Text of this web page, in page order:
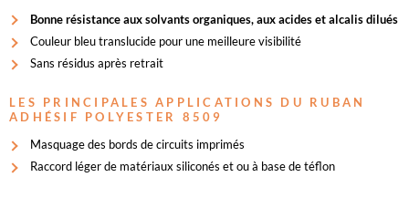
Bonne résistance aux solvants organiques, aux acides et alcalis dilués
Couleur bleu translucide pour une meilleure visibilité
Sans résidus après retrait
LES PRINCIPALES APPLICATIONS DU RUBAN
ADHÉSIF POLYESTER 8509
Masquage des bords de circuits imprimés
Raccord léger de matériaux siliconés et ou à base de téflon